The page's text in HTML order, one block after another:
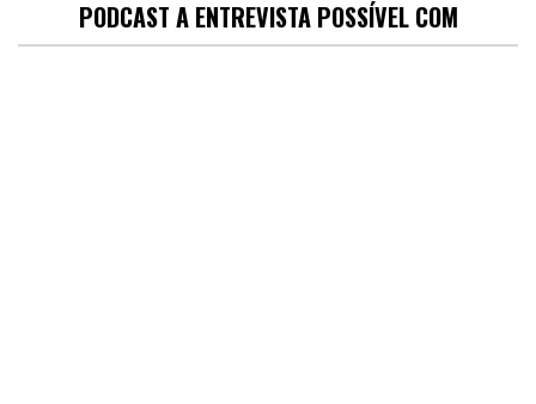
PODCAST A ENTREVISTA POSSÍVEL COM